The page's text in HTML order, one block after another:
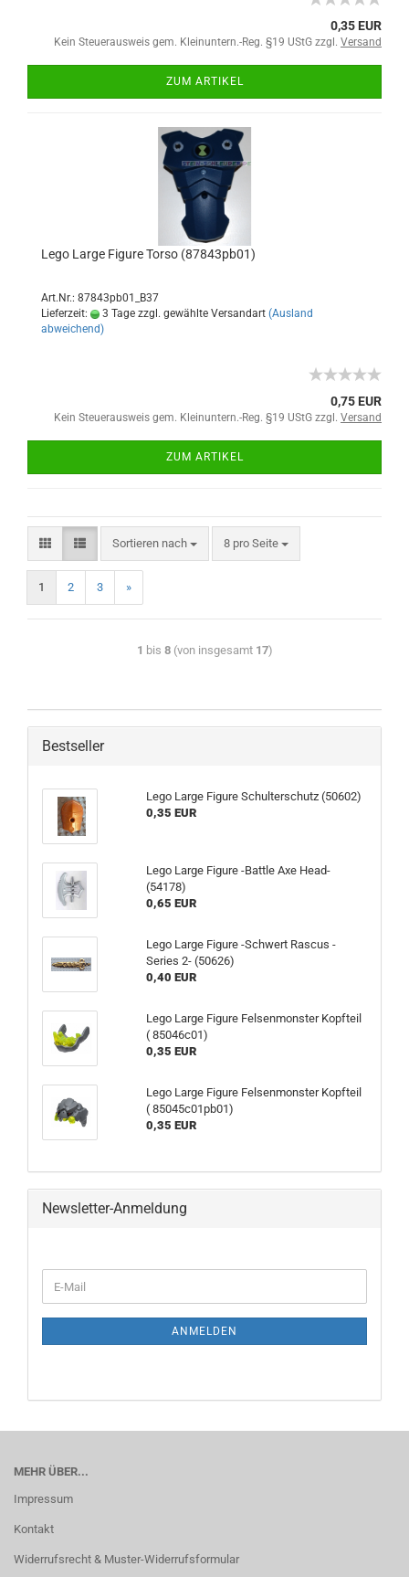
0,35 EUR
Kein Steuerausweis gem. Kleinuntern.-Reg. §19 UStG zzgl. Versand
ZUM ARTIKEL
Lego Large Figure Torso (87843pb01)
Art.Nr.: 87843pb01_B37
Lieferzeit:
3 Tage zzgl. gewählte Versandart (Ausland
abweichend)
0,75 EUR
Kein Steuerausweis gem. Kleinuntern.-Reg. §19 UStG zzgl. Versand
ZUM ARTIKEL
Sortieren nach 8 pro Seite
1 2 3 »
1 bis 8(von insgesamt 17)
Bestseller
Lego Large Figure Schulterschutz (50602)
0,35 EUR
Lego Large Figure -Battle Axe Head-
(54178)
0,65 EUR
Lego Large Figure -Schwert Rascus -
Series 2- (50626)
0,40 EUR
Lego Large Figure Felsenmonster Kopfteil
( 85046c01)
0,35 EUR
Lego Large Figure Felsenmonster Kopfteil
( 85045c01pb01)
0,35 EUR
Newsletter-Anmeldung
ANMELDEN
MEHR ÜBER...
Impressum
Kontakt
Widerrufsrecht & Muster-Widerrufsformular